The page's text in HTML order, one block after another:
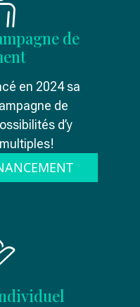
de
en 2024 sa
de
d’y